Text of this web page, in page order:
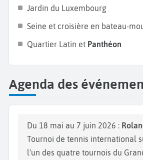
Jardin du Luxembourg
Seine et croisière en bateau-
Quartier Latin et Panthéon
Agenda des
Du 18 mai au 7 juin 2026 :
Tournoi de tennis international
l'un des quatre tournois du